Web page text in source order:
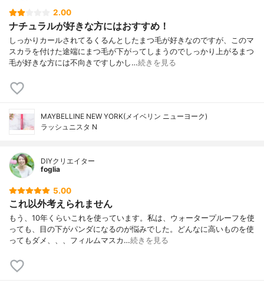
2.00
ナチュラルが好きな方にはおすすめ！
しっかりカールされてるくるんとしたまつ毛が好きなのですが、このマ
スカラを付けた途端にまつ毛が下がってしまうのでしっかり上がるまつ
毛が好きな方には不向きですしかし…続きを見る
MAYBELLINE NEW YORK(メイベリン ニューヨーク)
ラッシュニスタ N
DIYクリエイター
foglia
5.00
これ以外考えられません
もう、10年くらいこれを使っています。私は、ウォータープルーフを使
っても、目の下がパンダになるのが悩みでした。どんなに高いものを使
ってもダメ、、、フィルムマスカ…続きを見る